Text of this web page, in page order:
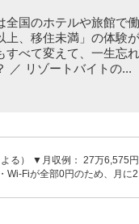
全国のホテルや旅館で
上、移住未満」の体験
すべて変えて、一生忘
／ リゾートバイトの...
る） ▼月収例： 27万6,575
Fiが全部0円のため、月に